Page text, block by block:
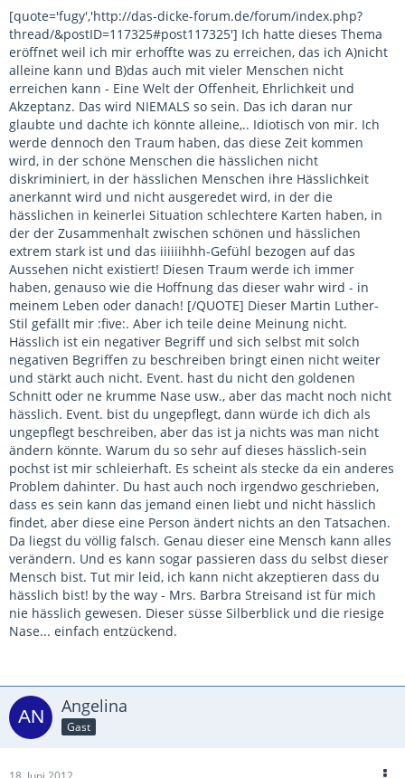
[quote='fugy','http://das-dicke-forum.de/forum/index.php?
thread/&postID=117325#post117325'] Ich hatte dieses Thema
eröffnet weil ich mir erhoffte was zu erreichen, das ich A)nicht
alleine kann und B)das auch mit vieler Menschen nicht
erreichen kann - Eine Welt der Offenheit, Ehrlichkeit und
Akzeptanz. Das wird NIEMALS so sein. Das ich daran nur
glaubte und dachte ich könnte alleine,.. Idiotisch von mir. Ich
werde dennoch den Traum haben, das diese Zeit kommen
wird, in der schöne Menschen die hässlichen nicht
diskriminiert, in der hässlichen Menschen ihre Hässlichkeit
anerkannt wird und nicht ausgeredet wird, in der die
hässlichen in keinerlei Situation schlechtere Karten haben, in
der der Zusammenhalt zwischen schönen und hässlichen
extrem stark ist und das iiiiiihhh-Gefühl bezogen auf das
Aussehen nicht existiert! Diesen Traum werde ich immer
haben, genauso wie die Hoffnung das dieser wahr wird - in
meinem Leben oder danach! [/QUOTE] Dieser Martin Luther-
Stil gefällt mir :five:. Aber ich teile deine Meinung nicht.
Hässlich ist ein negativer Begriff und sich selbst mit solch
negativen Begriffen zu beschreiben bringt einen nicht weiter
und stärkt auch nicht. Event. hast du nicht den goldenen
Schnitt oder ne krumme Nase usw., aber das macht noch nicht
hässlich. Event. bist du ungepflegt, dann würde ich dich als
ungepflegt beschreiben, aber das ist ja nichts was man nicht
ändern könnte. Warum du so sehr auf dieses hässlich-sein
pochst ist mir schleierhaft. Es scheint als stecke da ein anderes
Problem dahinter. Du hast auch noch irgendwo geschrieben,
dass es sein kann das jemand einen liebt und nicht hässlich
findet, aber diese eine Person ändert nichts an den Tatsachen.
Da liegst du völlig falsch. Genau dieser eine Mensch kann alles
verändern. Und es kann sogar passieren dass du selbst dieser
Mensch bist. Tut mir leid, ich kann nicht akzeptieren dass du
hässlich bist! by the way - Mrs. Barbra Streisand ist für mich
nie hässlich gewesen. Dieser süsse Silberblick und die riesige
Nase... einfach entzückend.
Angelina
Gast